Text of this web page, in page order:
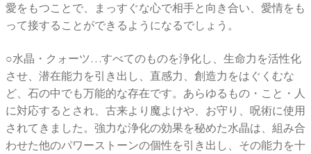
愛をもつことで、まっすぐな心で相手と向き合い、愛情をも
って接することができるようになるでしょう。
○水晶・クォーツ…すべてのものを浄化し、生命力を活性化
させ、潜在能力を引き出し、直感力、創造力をはぐくむな
ど、石の中でも万能的な存在です。あらゆるもの・こと・人
に対応するとされ、古来より魔よけや、お守り、呪術に使用
されてきました。強力な浄化の効果を秘めた水晶は、組み合
わせた他のパワーストーンの個性を引き出し、その能力を十